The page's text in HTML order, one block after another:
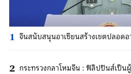
1 จีนสนับสนุนอาเซียนสร้างเขตปลอดอ
2 กระทรวงกลาโหมจีน : ฟิลิปปินส์เป็น